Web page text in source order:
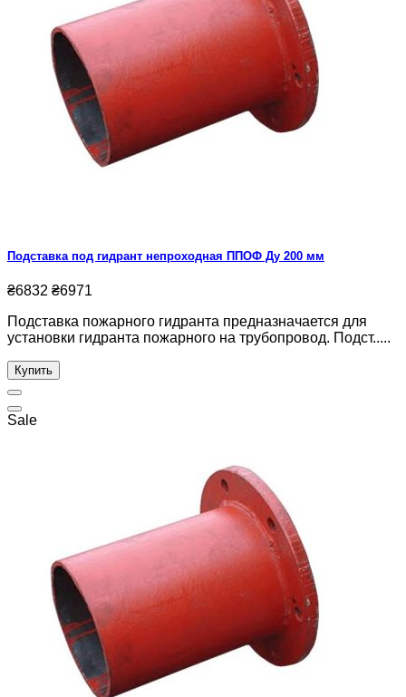
Подставка под гидрант непроходная ППОФ Ду 200 мм
₴6832 ₴6971
Подставка пожарного гидранта предназначается для
установки гидранта пожарного на трубопровод. Подст.....
Купить
Sale